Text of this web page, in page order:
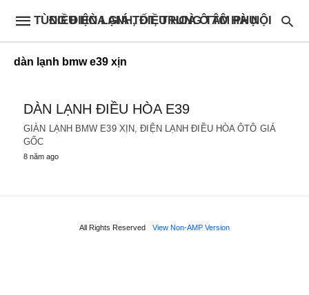
ĐIỀU HÒA GIÁ TỐT, TRUNG TÂM PHỤ TÙNG ĐIỆN LẠNH, ĐIỀU HOÀ Ô TÔ HÀ NỘI
dàn lạnh bmw e39 xịn
DÀN LẠNH ĐIỀU HÒA E39
GIÀN LẠNH BMW E39 XỊN, ĐIỆN LẠNH ĐIỀU HÒA ÔTÔ GIÁ
GỐC
8 năm ago
All Rights Reserved View Non-AMP Version